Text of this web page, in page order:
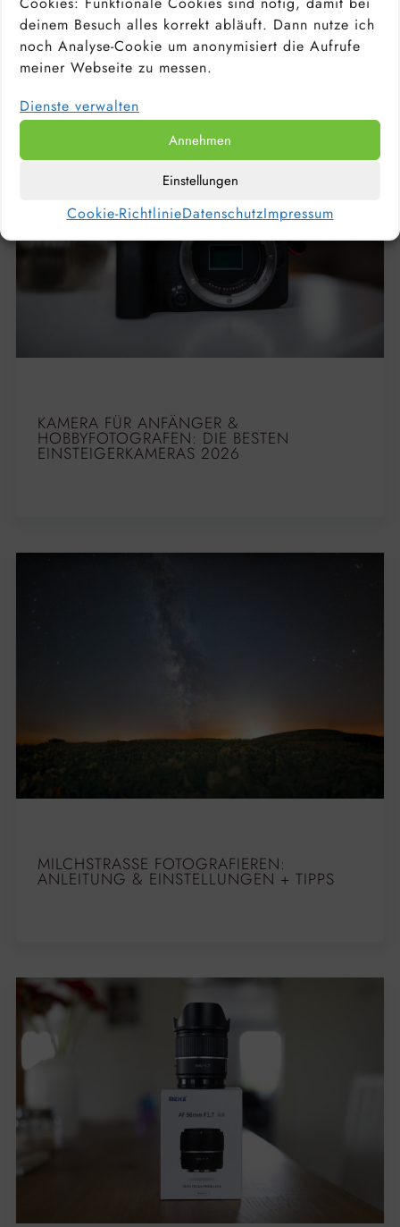
deinem Besuch alles korrekt abläuft. Dann nutze ich
noch Analyse-Cookie um anonymisiert die Aufrufe
meiner Webseite zu messen.
Dienste verwalten
Annehmen
Einstellungen
Cookie-RichtlinieDatenschutzImpressum
BESTEN FESTBRENNWEITEN
KAMERA FÜR ANFÄNGER &
HOBBYFOTOGRAFEN: DIE BESTEN
EINSTEIGERKAMERAS 2026
MILCHSTRASSE FOTOGRAFIEREN: A
NLEITUNG & EINSTELLUNGEN + TIPPS